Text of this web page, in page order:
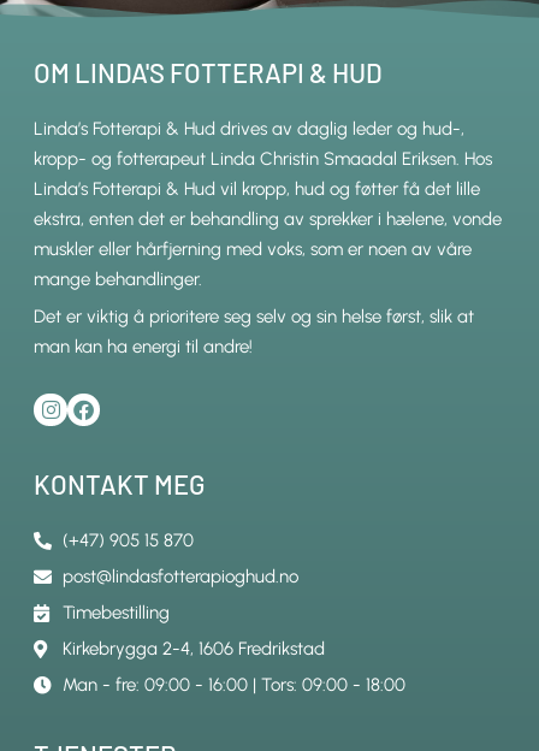
OM LINDA'S FOTTERAPI & HUD
Linda’s Fotterapi & Hud drives av daglig leder og hud-,
kropp- og fotterapeut Linda Christin Smaadal Eriksen. Hos
Linda’s Fotterapi & Hud vil kropp, hud og føtter få det lille
ekstra, enten det er behandling av sprekker i hælene, vonde
muskler eller hårfjerning med voks, som er noen av våre
mange behandlinger.
Det er viktig å prioritere seg selv og sin helse først, slik at
man kan ha energi til andre!
KONTAKT MEG
(+47) 905 15 870
post@lindasfotterapioghud.no
Timebestilling
Kirkebrygga 2-4, 1606 Fredrikstad
Man - fre: 09:00 - 16:00 | Tors: 09:00 - 18:00